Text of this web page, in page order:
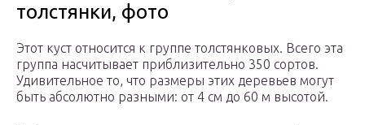
толстянки, фото
Этот куст относится к группе толстянковых. Всего эта
группа насчитывает приблизительно 350 сортов.
Удивительное то, что размеры этих деревьев могут
быть абсолютно разными: от 4 см до 60 м высотой.